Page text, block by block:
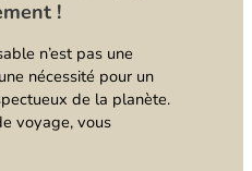
!
n’est pas une
nécessité pour un
de la planète.
voyage, vous